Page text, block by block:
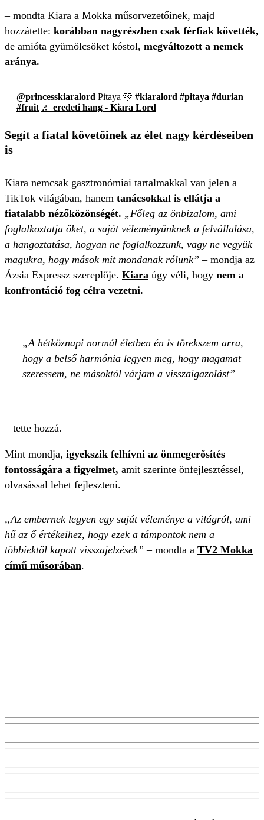
– mondta Kiara a Mokka műsorvezetőinek, majd
hozzátette: korábban nagyrészben csak férfiak követték,
de amióta gyümölcsöket kóstol, megváltozott a nemek
aránya.
@princesskiaralord Pitaya 🩷 #kiaralord #pitaya #durian
#fruit ♬ eredeti hang - Kiara Lord
Segít a fiatal követőinek az élet nagy kérdéseiben
is
Kiara nemcsak gasztronómiai tartalmakkal van jelen a
TikTok világában, hanem tanácsokkal is ellátja a
fiatalabb nézőközönségét. „Főleg az önbizalom, ami
foglalkoztatja őket, a saját véleményünknek a felvállalása,
a hangoztatása, hogyan ne foglalkozzunk, vagy ne vegyük
magukra, hogy mások mit mondanak rólunk” – mondja az
Ázsia Expressz szereplője. Kiara úgy véli, hogy nem a
konfrontáció fog célra vezetni.
A hétköznapi normál életben én is törekszem arra,
hogy a belső harmónia legyen meg, hogy magamat
szeressem, ne másoktól várjam a visszaigazolást
– tette hozzá.
Mint mondja, igyekszik felhívni az önmegerősítés
fontosságára a figyelmet, amit szerinte önfejlesztéssel,
olvasással lehet fejleszteni.
„Az embernek legyen egy saját véleménye a világról, ami
hű az ő értékeihez, hogy ezek a támpontok nem a
többiektől kapott visszajelzések” – mondta a TV2 Mokka
című műsorában.